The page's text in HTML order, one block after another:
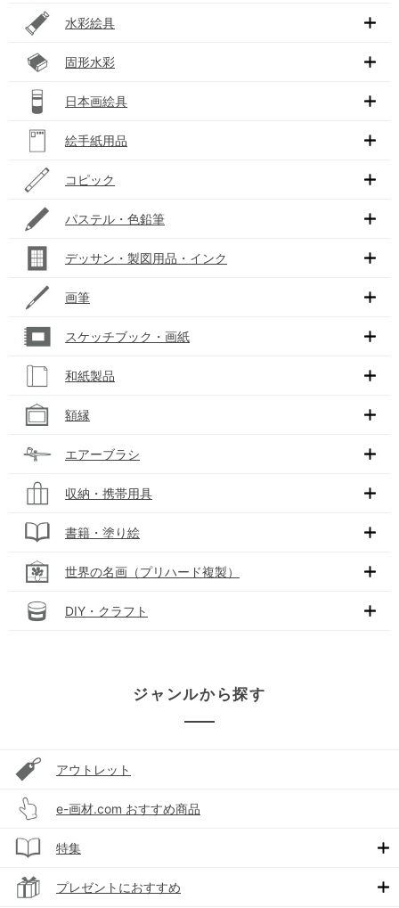
水彩絵具
固形水彩
日本画絵具
絵手紙用品
コピック
パステル・色鉛筆
デッサン・製図用品・インク
画筆
スケッチブック・画紙
和紙製品
額縁
エアーブラシ
収納・携帯用具
書籍・塗り絵
世界の名画（プリハード複製）
DIY・クラフト
ジャンルから探す
アウトレット
e-画材.com おすすめ商品
特集
プレゼントにおすすめ